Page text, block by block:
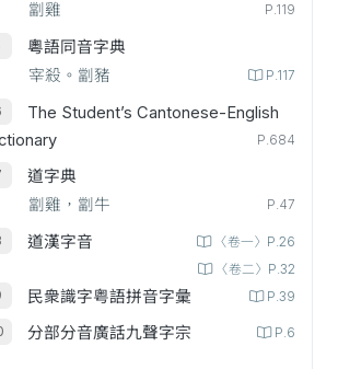
劏雞 P.119
粵語同音字典
宰殺。劏豬
P.117
The Student’s Cantonese-English
P.684
道字典
劏雞，劏牛
P.47
道漢字音
〈卷一〉P.26
〈卷二〉P.32
民衆識字粤語拼音字彙 P.39
分部分音廣話九聲字宗 P.6